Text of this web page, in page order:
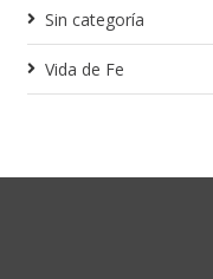
Sin categoría
Vida de Fe